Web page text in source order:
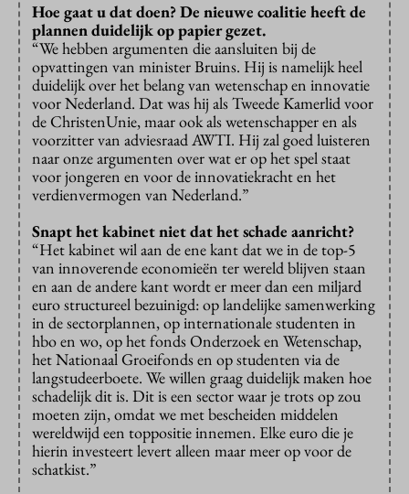
Hoe gaat u dat doen? De nieuwe coalitie heeft de
plannen duidelijk op papier gezet.
“We hebben argumenten die aansluiten bij de
opvattingen van minister Bruins. Hij is namelijk heel
duidelijk over het belang van wetenschap en innovatie
voor Nederland. Dat was hij als Tweede Kamerlid voor
de ChristenUnie, maar ook als wetenschapper en als
voorzitter van adviesraad AWTI. Hij zal goed luisteren
naar onze argumenten over wat er op het spel staat
voor jongeren en voor de innovatiekracht en het
verdienvermogen van Nederland.”
Snapt het kabinet niet dat het schade aanricht?
“Het kabinet wil aan de ene kant dat we in de top-5
van innoverende economieën ter wereld blijven staan
en aan de andere kant wordt er meer dan een miljard
euro structureel bezuinigd: op landelijke samenwerking
in de sectorplannen, op internationale studenten in
hbo en wo, op het fonds Onderzoek en Wetenschap,
het Nationaal Groeifonds en op studenten via de
langstudeerboete. We willen graag duidelijk maken hoe
schadelijk dit is. Dit is een sector waar je trots op zou
moeten zijn, omdat we met bescheiden middelen
wereldwijd een toppositie innemen. Elke euro die je
hierin investeert levert alleen maar meer op voor de
schatkist.”